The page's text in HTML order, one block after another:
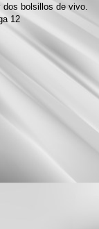
bolsillos de vivo.
12